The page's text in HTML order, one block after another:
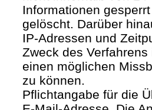
Informationen
gelöscht. Darüber
IP-Adressen und
Zweck des
einen möglichen
zu können.
Pflichtangabe für die